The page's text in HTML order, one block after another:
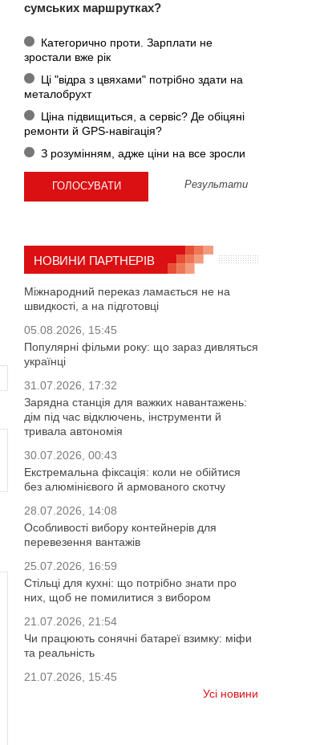
сумських маршрутках?
Категорично проти. Зарплати не
зростали вже рік
Ці "відра з цвяхами" потрібно здати на
металобрухт
Ціна підвищиться, а сервіс? Де обіцяні
ремонти й GPS-навігація?
З розумінням, адже ціни на все зросли
Результати
НОВИНИ ПАРТНЕРІВ
Міжнародний переказ ламається не на
швидкості, а на підготовці
05.08.2026, 15:45
Популярні фільми року: що зараз дивляться
українці
31.07.2026, 17:32
Зарядна станція для важких навантажень:
дім під час відключень, інструменти й
тривала автономія
30.07.2026, 00:43
Екстремальна фіксація: коли не обійтися
без алюмінієвого й армованого скотчу
28.07.2026, 14:08
Особливості вибору контейнерів для
перевезення вантажів
25.07.2026, 16:59
Стільці для кухні: що потрібно знати про
них, щоб не помилитися з вибором
21.07.2026, 21:54
Чи працюють сонячні батареї взимку: міфи
та реальність
21.07.2026, 15:45
Усі новини